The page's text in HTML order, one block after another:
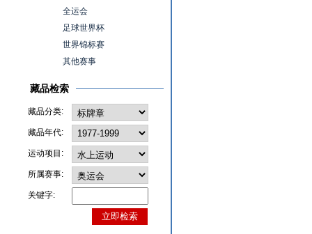
全运会
足球世界杯
世界锦标赛
其他赛事
藏品检索
藏品分类:
藏品年代:
运动项目:
所属赛事:
关键字: